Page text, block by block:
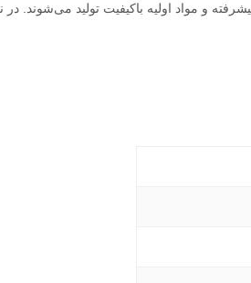
و مواد اولیه باکیفیت تولید می‌شوند.